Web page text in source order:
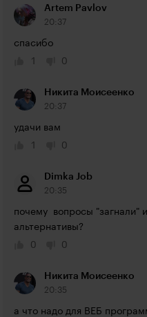
Artem Pavlov
20:37
спасибо
1
0
Никита Моисеенко
20:37
удачи вам
1
0
Dimka Job
20:35
почему  вопросы "загнали"
альтернативы?
0
0
Никита Моисеенко
20:35
а что надо для ВЕБ